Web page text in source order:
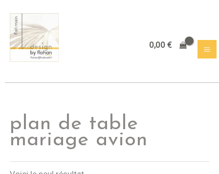
contenu
0,00 €
plan de table
mariage avion